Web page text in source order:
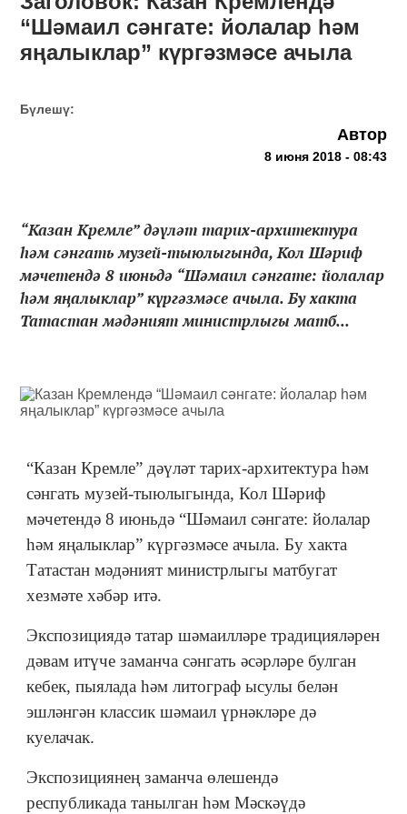
“Шәмаил сәнгате: йолалар һәм
яңалыклар” күргәзмәсе ачыла
Бүлешү:
Автор
8 июня 2018 - 08:43
“Казан Кремле” дәүләт тарих-архитектура
һәм сәнгать музей-тыюлыгында, Кол Шәриф
мәчетендә 8 июньдә “Шәмаил сәнгате: йолалар
һәм яңалыклар” күргәзмәсе ачыла. Бу хакта
Татастан мәдәният министрлыгы матб...
“Казан Кремле” дәүләт тарих-архитектура һәм
сәнгать музей-тыюлыгында, Кол Шәриф
мәчетендә 8 июньдә “Шәмаил сәнгате: йолалар
һәм яңалыклар” күргәзмәсе ачыла. Бу хакта
Татастан мәдәният министрлыгы матбугат
хезмәте хәбәр итә.
Экспозициядә татар шәмаилләре традицияләрен
дәвам итүче заманча сәнгать әсәрләре булган
кебек, пыялада һәм литограф ысулы белән
эшләнгән классик шәмаил үрнәкләре дә
куелачак.
Экспозициянең заманча өлешендә
республикада танылган һәм Мәскәүдә